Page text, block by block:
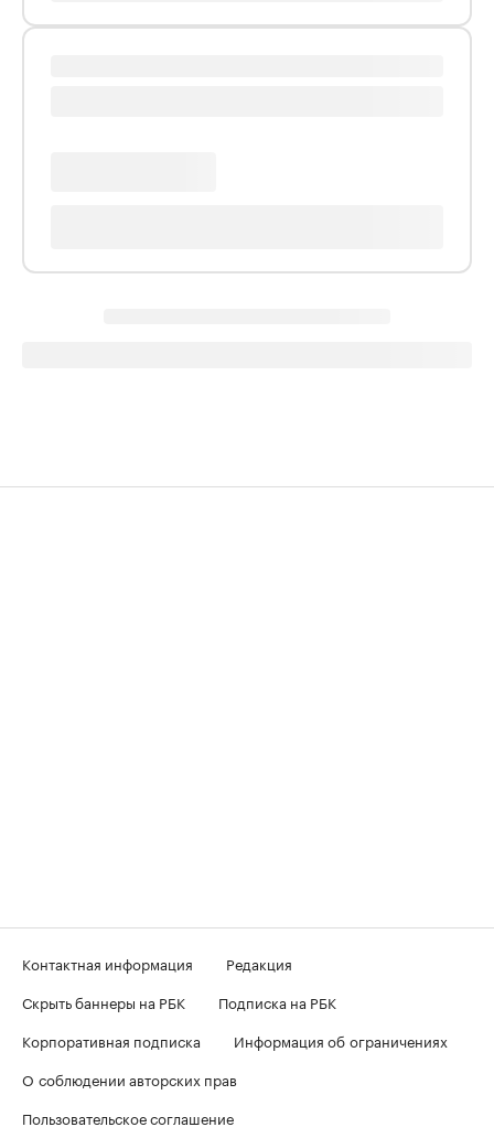
Контактная информация
Редакция
Скрыть баннеры на РБК
Подписка на РБК
Корпоративная подписка
Информация об ограничениях
О соблюдении авторских прав
Пользовательское соглашение